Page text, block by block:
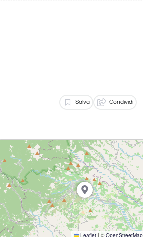
Salva Condividi
Leaflet | ©OpenStreetMap